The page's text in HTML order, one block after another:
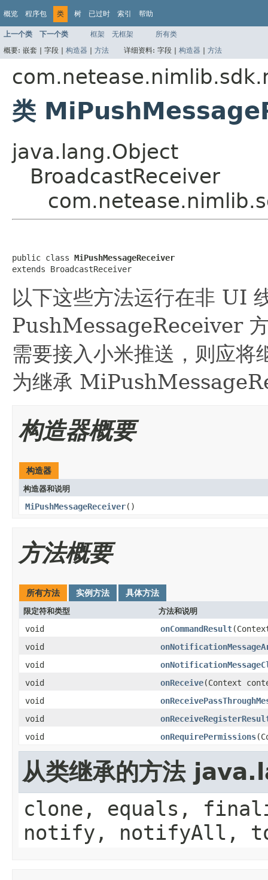
概览 程序包 类 树 已过时 索引 帮助
上一个类 下一个类 框架 无框架
所有类
概要: 嵌套 | 字段 | 构造器 | 方法 详细资料: 字段 | 构造器 | 方法
类
java.lang.Object
BroadcastReceiver
public class MiPushMessageReceiver
extends BroadcastReceiver
以下这些方法运行在非 UI
PushMessageReceiver
需要接入小米推送，则应
为继承
构造器概要
构造器
构造器和说明
MiPushMessageReceiver()
方法概要
所有方法 实例方法 具体方法
限定符和类型 方法和说明
void onCommandResult
void
void
void
onReceive(Context
void
void
void
onRequirePermissions
从类继承的方法
clone, equals,
notify, notifyAll,